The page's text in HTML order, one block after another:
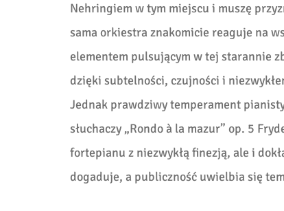
Nehringiem w tym miejscu i muszę
sama orkiestra znakomicie reaguje na
elementem pulsującym w tej starannie
dzięki subtelności, czujności i
Jednak prawdziwy temperament
słuchaczy „Rondo à la mazur” op. 5
fortepianu z niezwykłą finezją, ale i
dogaduje, a publiczność uwielbia się